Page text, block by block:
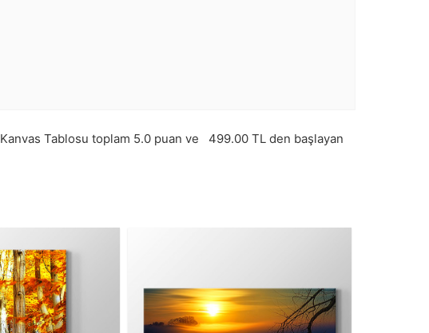
Kanvas Tablosu toplam 5.0 puan ve 499.00 TL den başlayan